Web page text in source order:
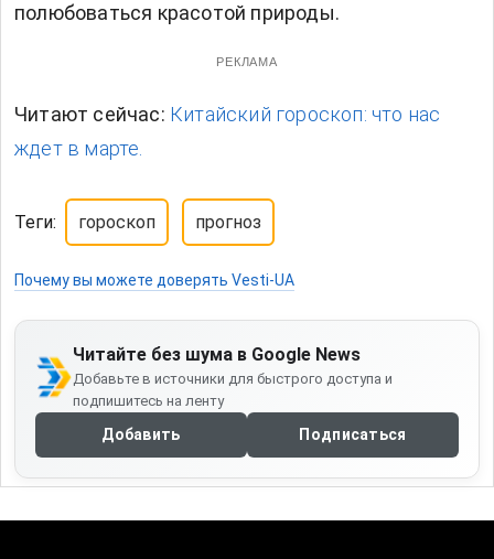
полюбоваться красотой природы.
РЕКЛАМА
Читают сейчас: Китайский гороскоп: что нас
ждет в марте.
Теги: гороскоп прогноз
Почему вы можете доверять Vesti-UA
Читайте без шума в Google News
Добавьте в источники для быстрого доступа и
подпишитесь на ленту
Добавить Подписаться